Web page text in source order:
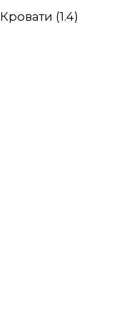
Кровати (1.4)